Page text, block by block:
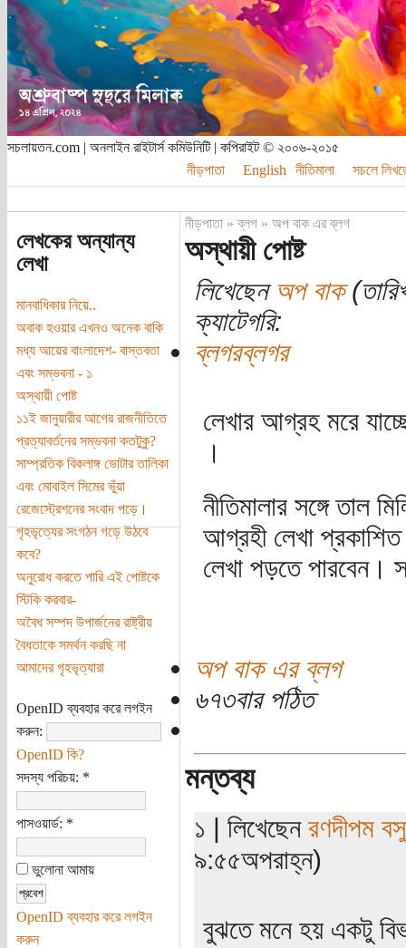
সচলায়তন.com | অনলাইন রাইটার্স কমিউনিটি | কপিরাইট © ২০০৬-২০১৫
নীড়পাতা
English নীতিমালা সচলে
লেখকের অন্যান্য
লেখা
মানবাধিকার নিয়ে..
অবাক হওয়ার এখনও অনেক বাকি
মধ্য আয়ের বাংলাদেশ- বাস্তবতা
এবং সম্ভবনা - ১
অস্থায়ী পোষ্ট
১১ই জানুয়ারীর আগের রাজনীতিতে
প্রত্যাবর্তনের সম্ভবনা কতটুকু?
সাম্প্রতিক বিকলাঙ্গ ভোটার তালিকা
এবং মোবাইল সিমের ভুঁয়া
রেজেস্ট্রেশনের সংবাদ পড়ে।
গৃহভৃত্যের সংগঠন গড়ে উঠবে
কবে?
অনুরোধ করতে পারি এই পোষ্টকে
স্টিকি করবার-
অবৈধ সম্পদ উপার্জনের রাষ্ট্রীয়
বৈধতাকে সমর্থন করছি না
আমাদের গৃহভৃত্যারা
OpenID ব্যবহার করে লগইন
করুন:
OpenID কি?
সদস্য পরিচয়: *
পাসওয়ার্ড: *
ভুলোনা আমায়
OpenID ব্যবহার করে লগইন
করুন
নীড়পাতা»ব্লগ» অপ বাক এর ব্লগ
অস্থায়ী পোষ্ট
লিখেছেন অপ বাক
ক্যাটেগরি:
ব্লগরব্লগর
লেখার আগ্রহ মরে
।
নীতিমালার সঙ্গে তাল
আগ্রহী লেখা প্রকাশিত
লেখা পড়তে পারবেন।
অপ বাক এর ব্লগ
৬৭৩বার পঠিত
মন্তব্য
১ | লিখেছেন রণদীপম বসু
৯:৫৫অপরাহ্ন)
বুঝতে মনে হয় একটু